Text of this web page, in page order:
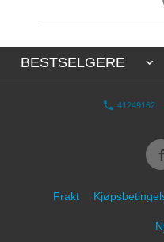
BESTSELGERE
41249162
Frakt